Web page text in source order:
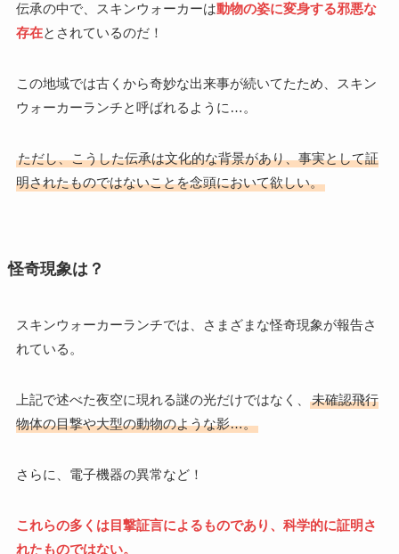
伝承の中で、スキンウォーカーは動物の姿に変身する邪悪な
存在とされているのだ！
この地域では古くから奇妙な出来事が続いてたため、スキン
ウォーカーランチと呼ばれるように…。
ただし、こうした伝承は文化的な背景があり、事実として証
明されたものではないことを念頭において欲しい。
怪奇現象は？
スキンウォーカーランチでは、さまざまな怪奇現象が報告さ
れている。
上記で述べた夜空に現れる謎の光だけではなく、
未確認飛行
物体の目撃や大型の動物のような影…。
さらに、電子機器の異常など！
これらの多くは目撃証言によるものであり、科学的に証明さ
れたものではない。